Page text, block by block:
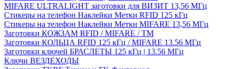
MIFARE ULTRALIGHT заготовки для ВИЗИТ 13,56 МГц
Стикеры на телефон Наклейки Метки RFID 125 кГц
Стикеры на телефон Наклейки Метки MIFARE 13,56 МГц
Заготовки КОЖЗАМ RFID / MIFARE / TM
Заготовки КОЛЬЦА RFID 125 кГц / MIFARE 13.56 МГц
Заготовки ключей БРАСЛЕТЫ 125 кГц | 13.56 МГц
Ключи ВЕЗДЕХОДЫ